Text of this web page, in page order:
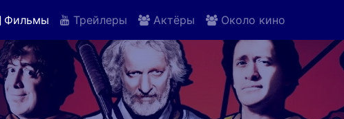
Фильмы Трейлеры Актёры Около кино